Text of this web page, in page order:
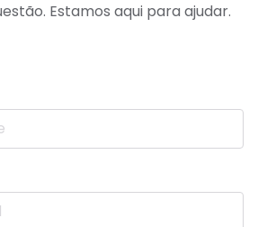
Estamos aqui para ajudar.